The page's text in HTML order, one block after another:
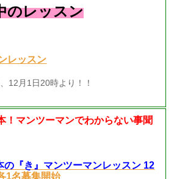
のレッスン
レッスン
12月1日20時より！！
！マンツーマンでわからない事聞
の『き』マンツーマンレッスン 12
1名募集開始